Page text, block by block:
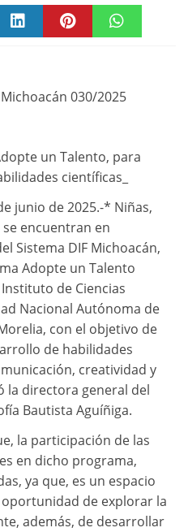
030/2025
un Talento, para
científicas_
junio de 2025.-* Niñas,
encuentran en
Sistema DIF Michoacán,
Adopte un Talento
de Ciencias
Nacional Autónoma de
con el objetivo de
de habilidades
creatividad y
directora general del
Bautista Aguíñiga.
la participación de las
en dicho programa,
ya que, es un espacio
de explorar la
además, de desarrollar